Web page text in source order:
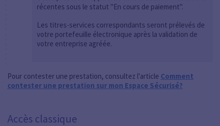
récentes sous le statut "En cours de paiement".
Les titres-services correspondants seront prélevés de
votre portefeuille électronique après la validation de
votre entreprise agréée.
Pour contester une prestation, consultez l'article Comment
contester une prestation sur mon Espace Sécurisé?
Accès classique